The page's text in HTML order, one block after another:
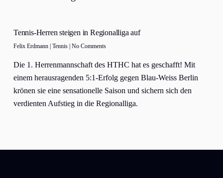
Tennis-Herren steigen in Regionalliga auf
Felix Erdmann | Tennis | No Comments
Die 1. Herrenmannschaft des HTHC hat es geschafft! Mit
einem herausragenden 5:1-Erfolg gegen Blau-Weiss Berlin
krönen sie eine sensationelle Saison und sichern sich den
verdienten Aufstieg in die Regionalliga.